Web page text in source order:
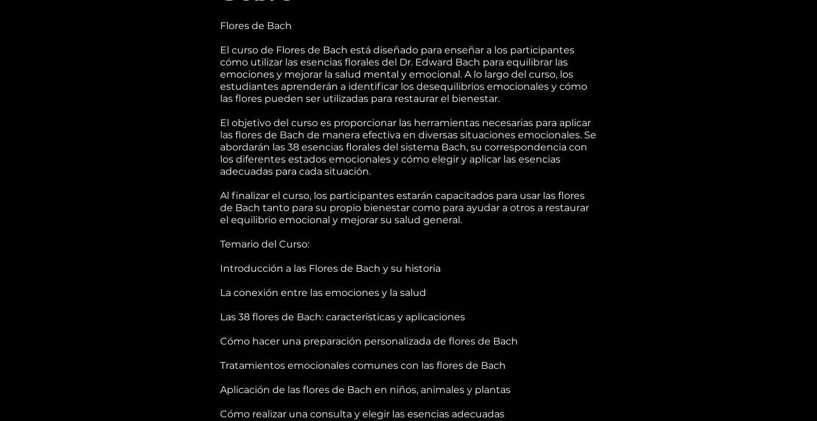
Flores de Bach
El curso de Flores de Bach está diseñado para enseñar a los participantes
cómo utilizar las esencias florales del Dr. Edward Bach para equilibrar las
emociones y mejorar la salud mental y emocional. A lo largo del curso, los
estudiantes aprenderán a identificar los desequilibrios emocionales y cómo
las flores pueden ser utilizadas para restaurar el bienestar.
El objetivo del curso es proporcionar las herramientas necesarias para aplicar
las flores de Bach de manera efectiva en diversas situaciones emocionales. Se
abordarán las 38 esencias florales del sistema Bach, su correspondencia con
los diferentes estados emocionales y cómo elegir y aplicar las esencias
adecuadas para cada situación.
Al finalizar el curso, los participantes estarán capacitados para usar las flores
de Bach tanto para su propio bienestar como para ayudar a otros a restaurar
el equilibrio emocional y mejorar su salud general.
Temario del Curso:
Introducción a las Flores de Bach y su historia
La conexión entre las emociones y la salud
Las 38 flores de Bach: características y aplicaciones
Cómo hacer una preparación personalizada de flores de Bach
Tratamientos emocionales comunes con las flores de Bach
Aplicación de las flores de Bach en niños, animales y plantas
Cómo realizar una consulta y elegir las esencias adecuadas